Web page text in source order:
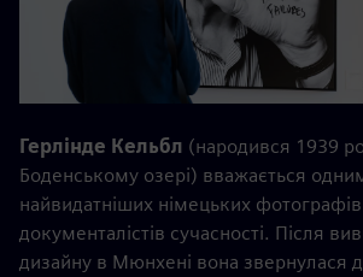
Герлінде Кельбл (народився 1939
Боденському озері) вважається
найвидатніших німецьких фотографів
документалістів сучасності. Після
дизайну в Мюнхені вона звернулася